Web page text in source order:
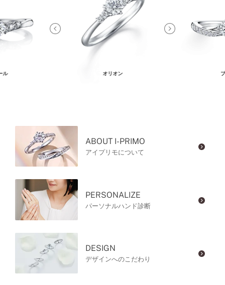
ル オリオン
ABOUT I-PRIMO
アイプリモについて
PERSONALIZE
パーソナルハンド診断
DESIGN
デザインへのこだわり